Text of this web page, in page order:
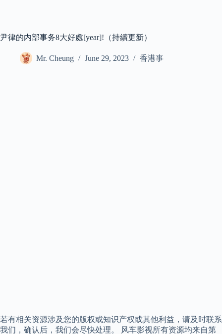
尹律的内部事务8大好處[year]!（持續更新）
Mr. Cheung June 29, 2023 香港事
若有相关资源涉及您的版权或知识产权或其他利益，请及时联系
我们，确认后，我们会尽快处理。 风车影视所有资源均来自第